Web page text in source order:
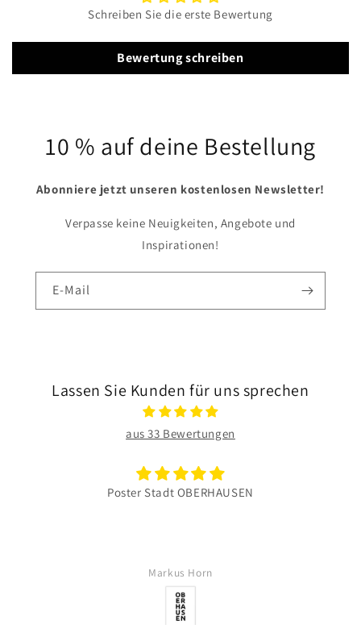
Schreiben Sie die erste Bewertung
Bewertung schreiben
10 % auf deine Bestellung
Abonniere jetzt unseren kostenlosen Newsletter!
Verpasse keine Neuigkeiten, Angebote und
Inspirationen!
E-Mail
Lassen Sie Kunden für uns sprechen
aus 33 Bewertungen
Poster Stadt OBERHAUSEN
Markus Horn